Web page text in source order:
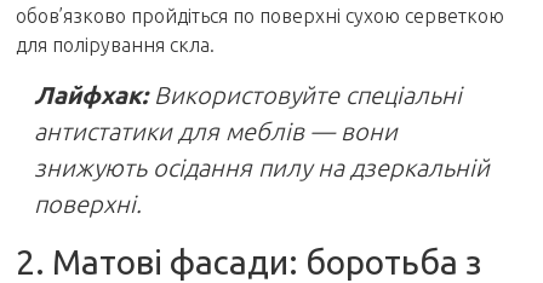
обов’язково пройдіться по поверхні сухою серветкою
для полірування скла.
Лайфхак:Використовуйте спеціальні
антистатики для меблів — вони
знижують осідання пилу на дзеркальній
поверхні.
2. Матові фасади: боротьба з